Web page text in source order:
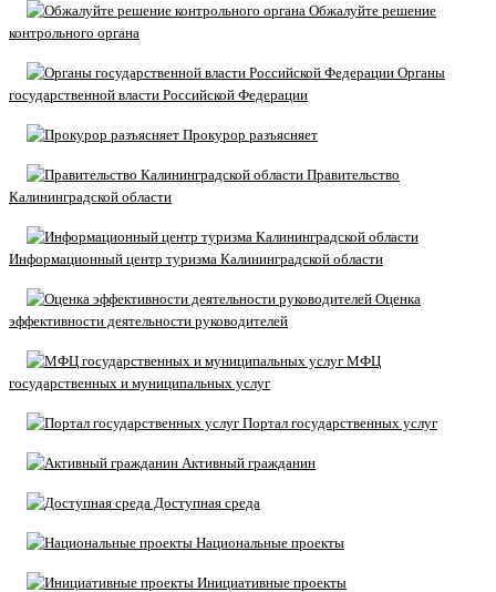
Обжалуйте решение
контрольного органа
Органы
государственной власти Российской Федерации
Прокурор разъясняет
Правительство
Калининградской области
Информационный центр туризма Калининградской области
Оценка
эффективности деятельности руководителей
МФЦ
государственных и муниципальных услуг
Портал государственных услуг
Активный гражданин
Доступная среда
Национальные проекты
Инициативные проекты